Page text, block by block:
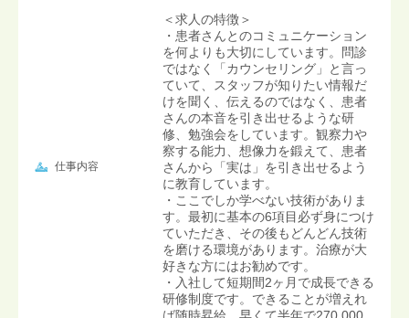
仕事内容
＜求人の特徴＞
・患者さんとのコミュニケーション
を何よりも大切にしています。問診
ではなく「カウンセリング」と言っ
ていて、スタッフが知りたい情報だ
けを聞く、伝えるのではなく、患者
さんの本音を引き出せるような研
修、勉強会をしています。観察力や
察する能力、想像力を鍛えて、患者
さんから「実は」を引き出せるよう
に教育しています。
・ここでしか学べない技術がありま
す。最初に基本の6項目必ず身につけ
ていただき、その後もどんどん技術
を磨ける環境があります。治療が大
好きな方にはお勧めです。
・入社して短期間2ヶ月で成長できる
研修制度です。できることが増えれ